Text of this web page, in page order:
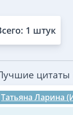
1 штук
Татьяна Ларина